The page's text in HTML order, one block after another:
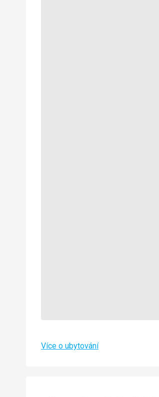
Více o ubytování